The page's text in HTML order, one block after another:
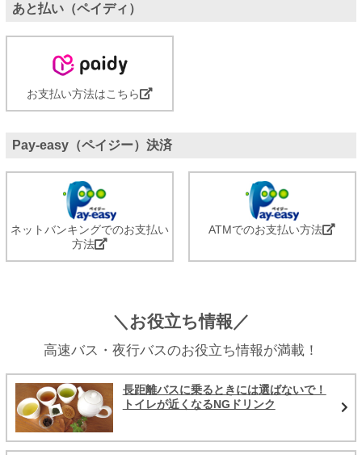
あと払い（ペイディ）
お支払い方法はこちら
Pay-easy（ペイジー）決済
ネットバンキングでのお支払い
方法
ATMでのお支払い方法
＼お役立ち情報／
高速バス・夜行バスのお役立ち情報が満載！
長距離バスに乗るときには選ばないで！
トイレが近くなるNGドリンク